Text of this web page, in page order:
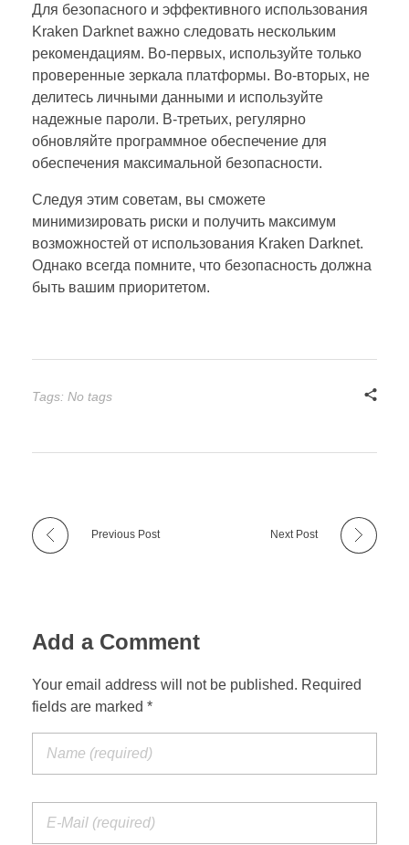
Для безопасного и эффективного использования
Kraken Darknet важно следовать нескольким
рекомендациям. Во-первых, используйте только
проверенные зеркала платформы. Во-вторых, не
делитесь личными данными и используйте
надежные пароли. В-третьих, регулярно
обновляйте программное обеспечение для
обеспечения максимальной безопасности.
Следуя этим советам, вы сможете
минимизировать риски и получить максимум
возможностей от использования Kraken Darknet.
Однако всегда помните, что безопасность должна
быть вашим приоритетом.
Tags: No tags
Previous Post Next Post
Add a Comment
Your email address will not be published. Required
fields are marked *